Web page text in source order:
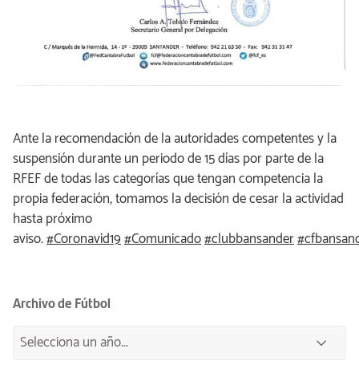
Ante la recomendación de la autoridades competentes y la
suspensión durante un periodo de 15 días por parte de la
RFEF de todas las categorías que tengan competencia la
propia federación, tomamos la decisión de cesar la actividad
hasta próximo
aviso.#Coronavid19#Comunicado#clubbansander#
Archivo de Fútbol